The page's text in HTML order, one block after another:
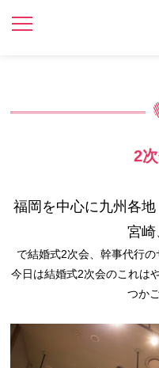
2
福岡を中心に九州各地
宮崎
で結婚式2次会、幹事代行
今日は結婚式2次会のこれは
つか